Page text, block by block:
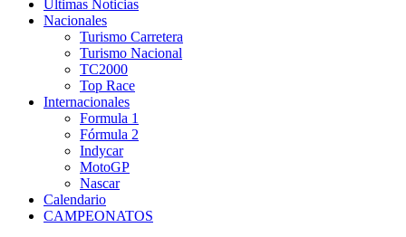
Últimas Noticias
Nacionales
Turismo Carretera
Turismo Nacional
TC2000
Top Race
Internacionales
Formula 1
Fórmula 2
Indycar
MotoGP
Nascar
Calendario
CAMPEONATOS